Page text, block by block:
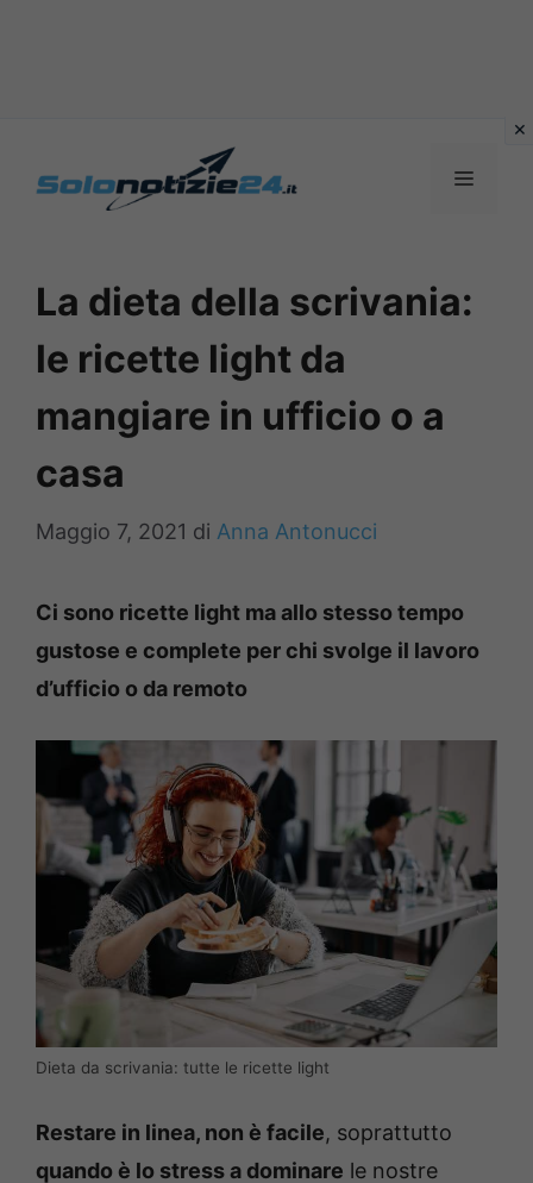
MENU
La dieta della scrivania:
le ricette light da
mangiare in ufficio o a
casa
Maggio 7, 2021 di Anna Antonucci
Ci sono ricette light ma allo stesso tempo
gustose e complete per chi svolge il lavoro
d’ufficio o da remoto
Dieta da scrivania: tutte le ricette light
Restare in linea, non è facile, soprattutto
quando è lo stress a dominare le nostre